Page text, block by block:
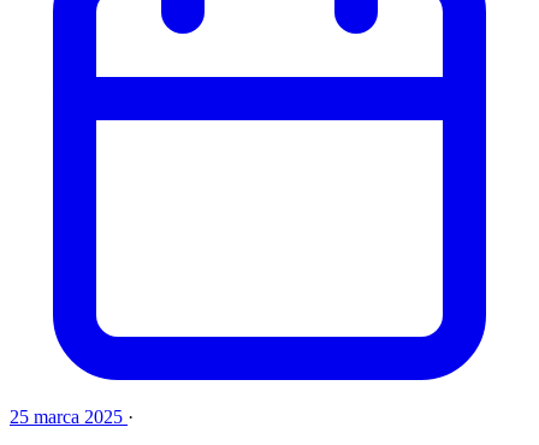
25 marca 2025 ·